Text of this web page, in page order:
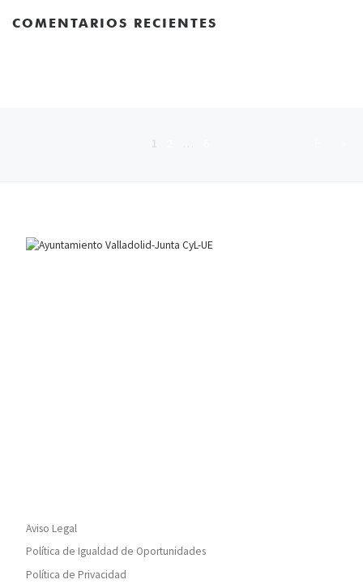
COMENTARIOS RECIENTES
Navegación de entradas
1
Aviso Legal
Política de Igualdad de Oportunidades
Política de Privacidad